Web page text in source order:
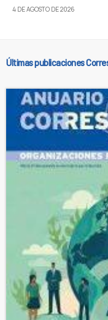
4 DE AGOSTO DE 2026
Últimas publicaciones